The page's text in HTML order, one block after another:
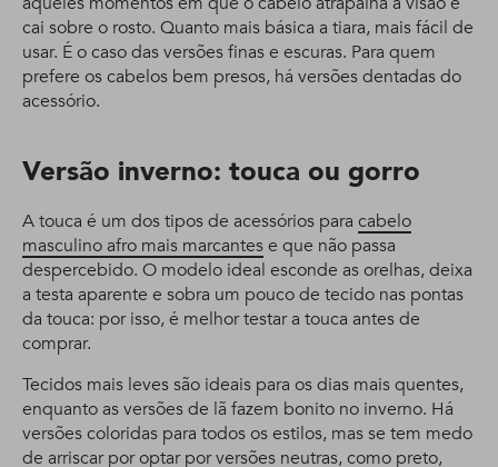
cai sobre o rosto. Quanto mais básica a tiara, mais fácil de
usar. É o caso das versões finas e escuras. Para quem
prefere os cabelos bem presos, há versões dentadas do
acessório.
Versão inverno: touca ou gorro
A touca é um dos tipos de acessórios para cabelo
masculino afro mais marcantese que não passa
despercebido. O modelo ideal esconde as orelhas, deixa
a testa aparente e sobra um pouco de tecido nas pontas
da touca: por isso, é melhor testar a touca antes de
comprar.
Tecidos mais leves são ideais para os dias mais quentes,
enquanto as versões de lã fazem bonito no inverno. Há
versões coloridas para todos os estilos, mas se tem medo
de arriscar por optar por versões neutras, como preto,